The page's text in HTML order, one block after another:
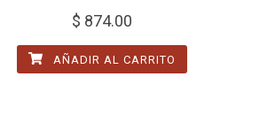
$ 874.00
AÑADIR AL CARRITO